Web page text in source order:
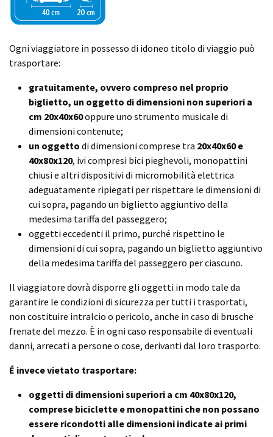
Ogni viaggiatore in possesso di idoneo titolo di viaggio può
trasportare:
gratuitamente, ovvero compreso nel proprio
biglietto, un oggetto di dimensioni non superiori a
cm 20x40x60oppure uno strumento musicale di
dimensioni contenute;
un oggetto di dimensioni comprese tra 20x40x60 e
40x80x120, ivi compresi bici pieghevoli, monopattini
chiusi e altri dispositivi di micromobilità elettrica
adeguatamente ripiegati per rispettare le dimensioni di
cui sopra, pagando un biglietto aggiuntivo della
medesima tariffa del passeggero;
oggetti eccedenti il primo, purché rispettino le
dimensioni di cui sopra, pagando un biglietto aggiuntivo
della medesima tariffa del passeggero per ciascuno.
Il viaggiatore dovrà disporre gli oggetti in modo tale da
garantire le condizioni di sicurezza per tutti i trasportati,
non costituire intralcio o pericolo, anche in caso di brusche
frenate del mezzo. È in ogni caso responsabile di eventuali
danni, arrecati a persone o cose, derivanti dal loro trasporto.
É invece vietato trasportare:
oggetti di dimensioni superiori a cm 40x80x120,
comprese biciclette e monopattini che non possano
essere ricondotti alle dimensioni indicate ai primi